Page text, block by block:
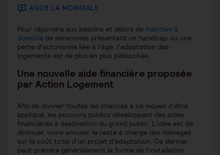
publiée :
AG2R LA MONDIALE
Pour répondre aux besoins et désirs de maintien à
domicile de personnes présentant un handicap ou une
perte d’autonomie liée à l’âge, l’adaptation des
logements est de plus en plus plébiscitée.
Une nouvelle aide financière proposée
par Action Logement
Afin de donner toutes les chances à ce moyen d’être
appliqué, les pouvoirs publics développent des aides
financières à destination du grand public. L’idée est de
diminuer, voire annuler, le reste à charge des ménages
sur le coût total d’un projet d’adaptation. Ce dernier
peut prendre généralement la forme de l’installation